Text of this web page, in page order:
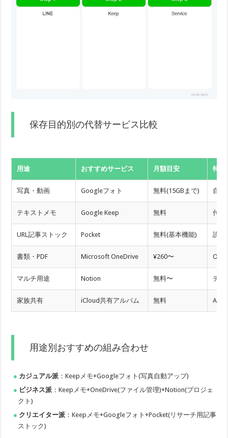
保存目的別の代替サービス比較
用途 おすすめサービス 月額目安 特徴
写真・動画 Googleフォト 無料(15GBまで) 自動
テキストメモ Google Keep 無料 付箋
URL記事ストック Pocket 無料(基本機能) 読み
書類・PDF Microsoft OneDrive ¥260〜
マルチ用途 Notion 無料〜 デー
家族共有 iCloud共有アルバム 無料
用途別おすすめの組み合わせ
カジュアル派 ：Keepメモ+Googleフォト(写真自動アップ)
ビジネス派 ：Keepメモ+OneDrive(ファイル管理)+Notion(プロジェ
クト)
クリエイター派 ：Keepメモ+Googleフォト+Pocket(リサーチ用記事
ストック)